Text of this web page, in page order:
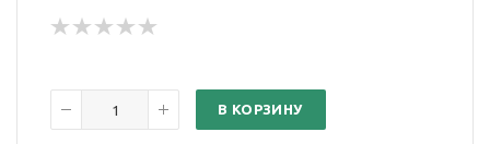
В КОРЗИНУ